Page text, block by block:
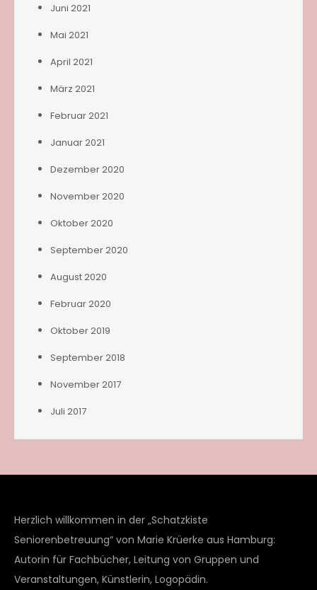
Juni 2021
Mai 2021
April 2021
März 2021
Februar 2021
Januar 2021
Dezember 2020
November 2020
Oktober 2020
September 2020
August 2020
Februar 2020
Oktober 2019
September 2018
November 2017
Juli 2017
Herzlich willkommen in der „Schatzkiste
Seniorenbetreuung“ von Marie Krüerke aus Hamburg:
Autorin für Fachbücher, Leitung von Gruppen und
Veranstaltungen, Künstlerin, Logopädin.